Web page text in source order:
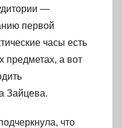
—
первой
часы есть
предметах, а вот
Зайцева.
что